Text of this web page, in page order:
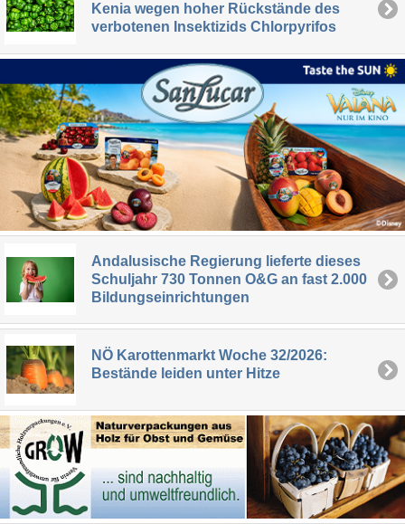
Kenia wegen hoher Rückstände des
verbotenen Insektizids Chlorpyrifos
Andalusische Regierung lieferte dieses
Schuljahr 730 Tonnen O&G an fast 2.000
Bildungseinrichtungen
NÖ Karottenmarkt Woche 32/2026:
Bestände leiden unter Hitze